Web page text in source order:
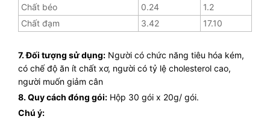
Chất béo 0.24
1.2
Chất đạm
3.42 17.10
7. Đối tượng sử dụng: Người có chức năng tiêu hóa kém,
có chế độ ăn ít chất xơ, người có tỷ lệ cholesterol cao,
người muốn giảm cân
8. Quy cách đóng gói: Hộp 30 gói x 20g/ gói.
Chú ý: